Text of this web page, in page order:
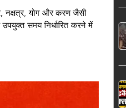
नक्षत्र, योग और करण जैसी
उपयुक्त समय निर्धारित करने में